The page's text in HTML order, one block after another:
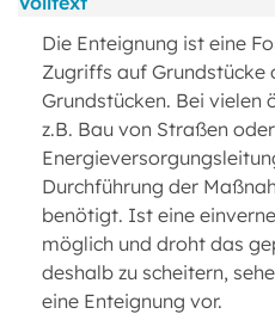
Die Enteignung ist eine
Zugriffs auf Grundstücke
Grundstücken. Bei vielen
z.B. Bau von Straßen oder
Durchführung der
benötigt. Ist eine
möglich und droht das
deshalb zu scheitern,
eine Enteignung vor.